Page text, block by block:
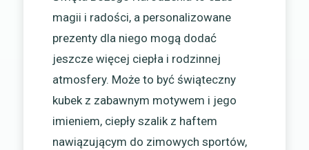
magii i radości, a personalizowane
prezenty dla niego mogą dodać
jeszcze więcej ciepła i rodzinnej
atmosfery. Może to być świąteczny
kubek z zabawnym motywem i jego
imieniem, ciepły szalik z haftem
nawiązującym do zimowych sportów,